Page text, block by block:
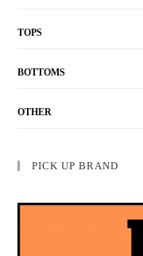
TOPS
BOTTOMS
OTHER
PICK UP BRAND